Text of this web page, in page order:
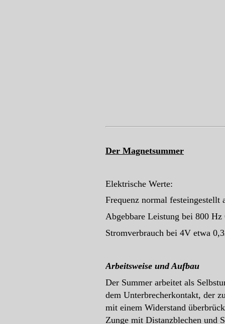
Der Magnetsummer
Elektrische Werte:
Frequenz normal festeingestellt
Abgebbare Leistung bei 800 Hz
Stromverbrauch bei 4V etwa
Arbeitsweise und Aufbau
Der Summer arbeitet als
dem Unterbrecherkontakt, der
mit einem Widerstand
Zunge mit Distanzblechen und